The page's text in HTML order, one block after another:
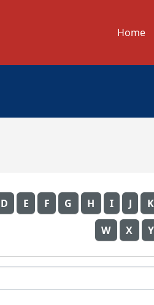
Home
D E F G H I J K
W X Y